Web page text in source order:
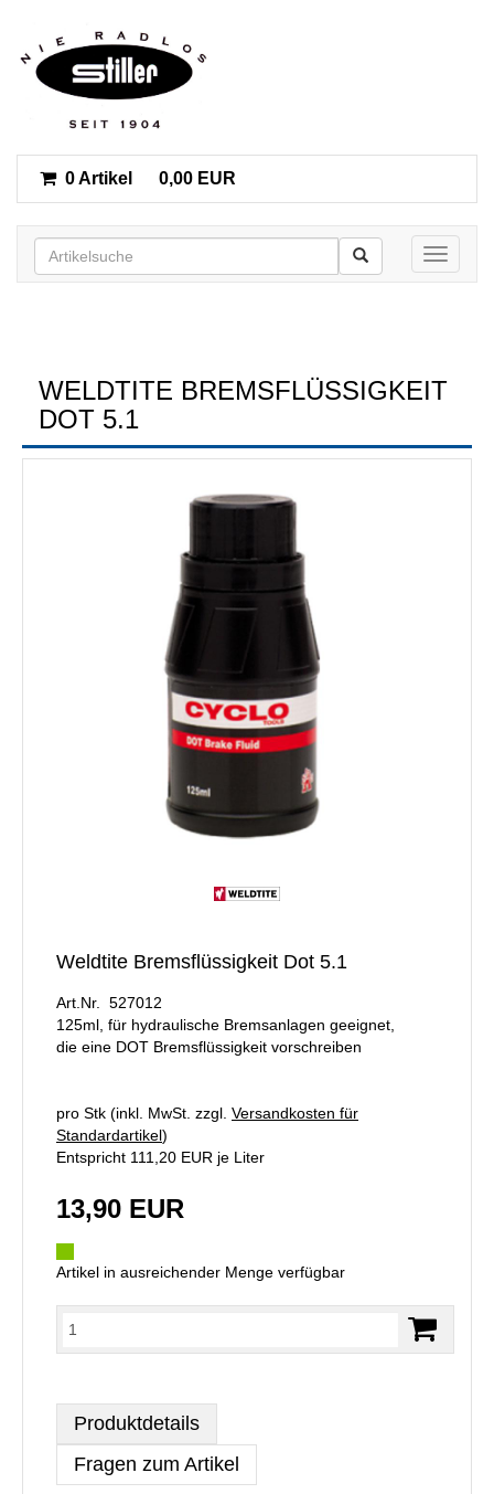
0 Artikel 0,00 EUR
Toggle
WELDTITE BREMSFLÜSSIGKEIT
DOT 5.1
Weldtite Bremsflüssigkeit Dot 5.1
Art.Nr. 527012
125ml, für hydraulische Bremsanlagen geeignet,
die eine DOT Bremsflüssigkeit vorschreiben
pro Stk (inkl. MwSt. zzgl. Versandkosten für
Standardartikel)
Entspricht 111,20 EUR je Liter
13,90 EUR
Artikel in ausreichender Menge verfügbar
Produktdetails
Fragen zum Artikel